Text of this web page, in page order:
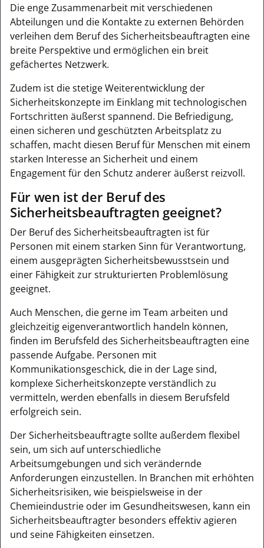
Die enge Zusammenarbeit mit verschiedenen
Abteilungen und die Kontakte zu externen Behörden
verleihen dem Beruf des Sicherheitsbeauftragten eine
breite Perspektive und ermöglichen ein breit
gefächertes Netzwerk.
Zudem ist die stetige Weiterentwicklung der
Sicherheitskonzepte im Einklang mit technologischen
Fortschritten äußerst spannend. Die Befriedigung,
einen sicheren und geschützten Arbeitsplatz zu
schaffen, macht diesen Beruf für Menschen mit einem
starken Interesse an Sicherheit und einem
Engagement für den Schutz anderer äußerst reizvoll.
Für wen ist der Beruf des
Sicherheitsbeauftragten geeignet?
Der Beruf des Sicherheitsbeauftragten ist für
Personen mit einem starken Sinn für Verantwortung,
einem ausgeprägten Sicherheitsbewusstsein und
einer Fähigkeit zur strukturierten Problemlösung
geeignet.
Auch Menschen, die gerne im Team arbeiten und
gleichzeitig eigenverantwortlich handeln können,
finden im Berufsfeld des Sicherheitsbeauftragten eine
passende Aufgabe. Personen mit
Kommunikationsgeschick, die in der Lage sind,
komplexe Sicherheitskonzepte verständlich zu
vermitteln, werden ebenfalls in diesem Berufsfeld
erfolgreich sein.
Der Sicherheitsbeauftragte sollte außerdem flexibel
sein, um sich auf unterschiedliche
Arbeitsumgebungen und sich verändernde
Anforderungen einzustellen. In Branchen mit erhöhten
Sicherheitsrisiken, wie beispielsweise in der
Chemieindustrie oder im Gesundheitswesen, kann ein
Sicherheitsbeauftragter besonders effektiv agieren
und seine Fähigkeiten einsetzen.